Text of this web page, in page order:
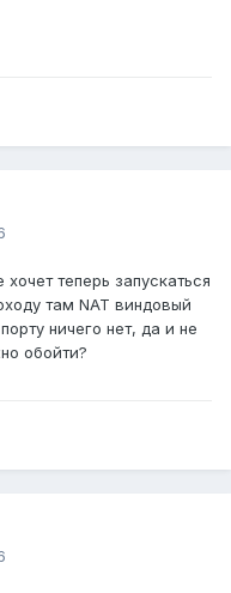
теперь запускаться
там NAT виндовый
ничего нет, да и не
обойти?